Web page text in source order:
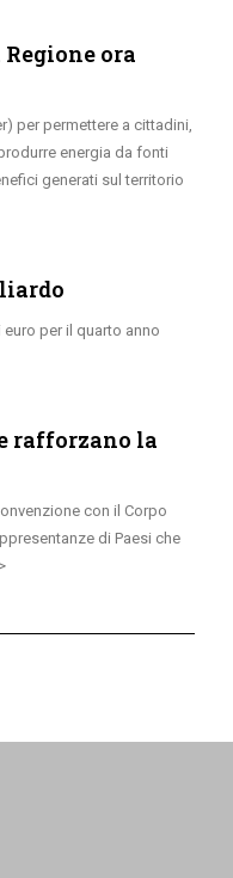
ora
per permettere a cittadini,
energia da fonti
generati sul territorio
euro per il quarto anno
rafforzano la
con il Corpo
di Paesi che